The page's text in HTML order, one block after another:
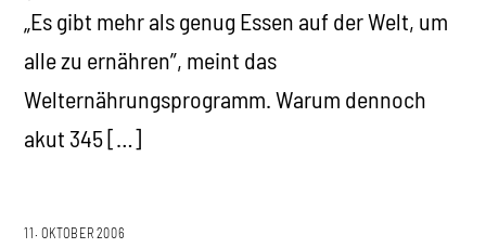
„Es gibt mehr als genug Essen auf der Welt, um
alle zu ernähren”, meint das
Welternährungsprogramm. Warum dennoch
akut 345 […]
11. OKTOBER 2006